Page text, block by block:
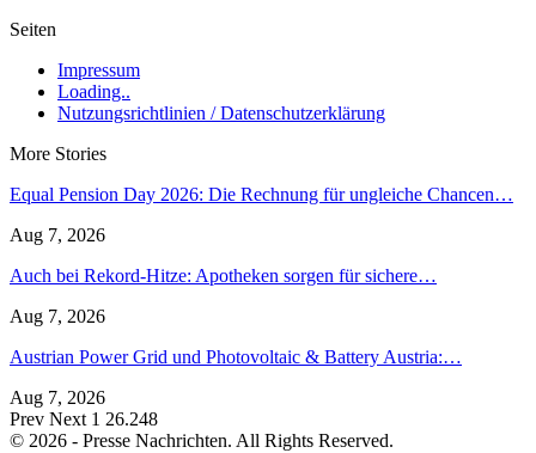
Seiten
Impressum
Loading..
Nutzungsrichtlinien / Datenschutzerklärung
More Stories
Equal Pension Day 2026: Die Rechnung für ungleiche Chancen…
Aug 7, 2026
Auch bei Rekord-Hitze: Apotheken sorgen für sichere…
Aug 7, 2026
Austrian Power Grid und Photovoltaic & Battery Austria:…
Aug 7, 2026
Prev Next 1 26.248
© 2026 - Presse Nachrichten. All Rights Reserved.